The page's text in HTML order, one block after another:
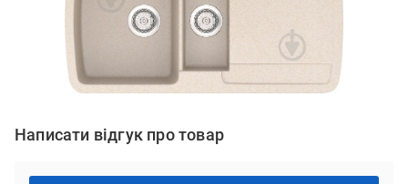
Написати відгук про товар